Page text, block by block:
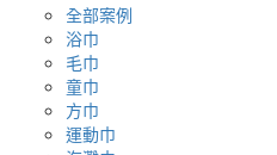
全部案例
浴巾
毛巾
童巾
方巾
運動巾